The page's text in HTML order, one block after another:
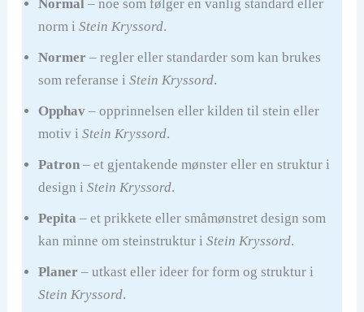
Normal– noe som følger en vanlig standard eller
norm i Stein Kryssord.
Normer – regler eller standarder som kan brukes
som referanse i Stein Kryssord.
Opphav– opprinnelsen eller kilden til stein eller
motiv i Stein Kryssord.
Patron– et gjentakende mønster eller en struktur i
design i Stein Kryssord.
Pepita – et prikkete eller småmønstret design som
kan minne om steinstruktur i Stein Kryssord.
Planer – utkast eller ideer for form og struktur i
Stein Kryssord.